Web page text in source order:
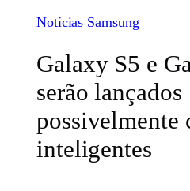
Notícias Samsung
Galaxy S5 e
serão lançados
possivelmente
inteligentes